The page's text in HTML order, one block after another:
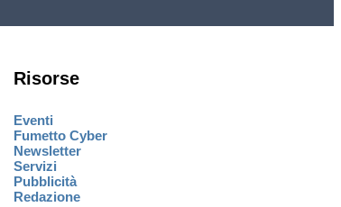
Risorse
Eventi
Fumetto Cyber
Newsletter
Servizi
Pubblicità
Redazione